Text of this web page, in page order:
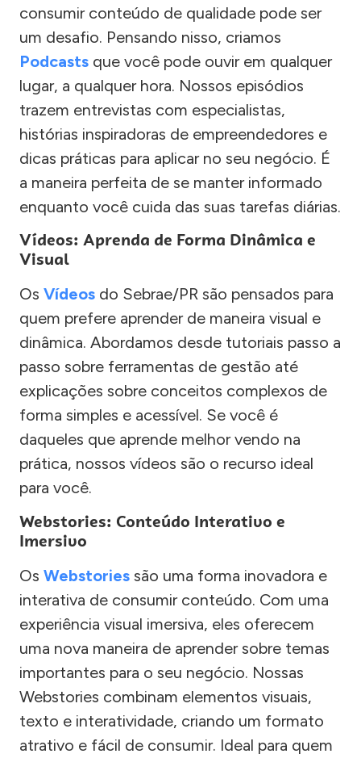
consumir conteúdo de qualidade pode ser
um desafio. Pensando nisso, criamos
Podcasts que você pode ouvir em qualquer
lugar, a qualquer hora. Nossos episódios
trazem entrevistas com especialistas,
histórias inspiradoras de empreendedores e
dicas práticas para aplicar no seu negócio. É
a maneira perfeita de se manter informado
enquanto você cuida das suas tarefas diárias.
Vídeos: Aprenda de Forma Dinâmica e
Visual
Os Vídeos do Sebrae/PR são pensados para
quem prefere aprender de maneira visual e
dinâmica. Abordamos desde tutoriais passo a
passo sobre ferramentas de gestão até
explicações sobre conceitos complexos de
forma simples e acessível. Se você é
daqueles que aprende melhor vendo na
prática, nossos vídeos são o recurso ideal
para você.
Webstories: Conteúdo Interativo e
Imersivo
Os Webstories são uma forma inovadora e
interativa de consumir conteúdo. Com uma
experiência visual imersiva, eles oferecem
uma nova maneira de aprender sobre temas
importantes para o seu negócio. Nossas
Webstories combinam elementos visuais,
texto e interatividade, criando um formato
atrativo e fácil de consumir. Ideal para quem